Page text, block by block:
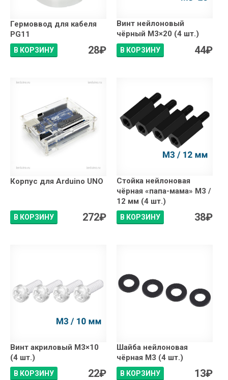
Гермоввод для кабеля
PG11
В КОРЗИНУ 28₽
Винт нейлоновый
чёрный М3×20 (4 шт.)
В КОРЗИНУ 44₽
Корпус для Arduino UNO
В КОРЗИНУ 272₽
Стойка нейлоновая
чёрная «папа-мама» М3 /
12 мм (4 шт.)
В КОРЗИНУ 38₽
Винт акриловый М3×10
(4 шт.)
В КОРЗИНУ 22₽
Шайба нейлоновая
чёрная М3 (4 шт.)
В КОРЗИНУ 13₽